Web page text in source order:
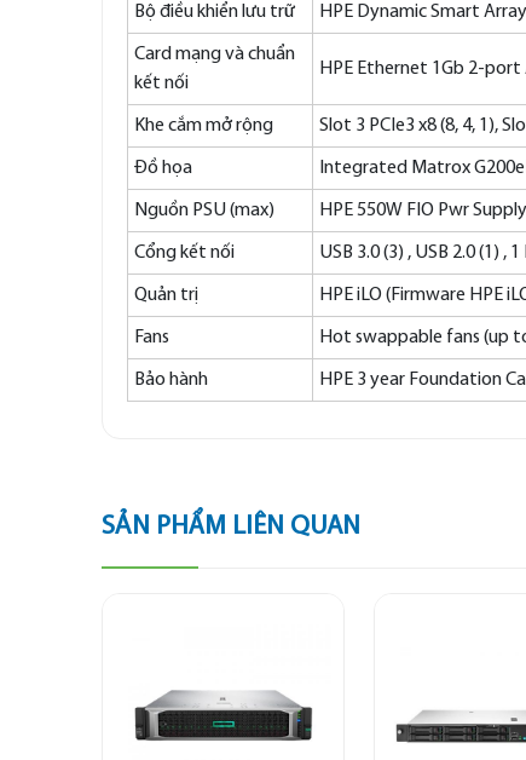
Bộ điều khiển lưu trữ HPE Dynamic Smart
Card mạng và chuẩn
kết nối
HPE Ethernet 1Gb 2-
Khe cắm mở rộng Slot 3 PCIe3 x8 (8, 4, 1),
Đồ họa Integrated Matrox
Nguồn PSU (max) HPE 550W FIO Pwr
Cổng kết nối USB 3.0 (3) , USB 2.0 (1) ,
Quản trị HPE iLO (Firmware HPE
Fans Hot swappable fans (up
Bảo hành HPE 3 year Foundation
SẢN PHẨM LIÊN QUAN